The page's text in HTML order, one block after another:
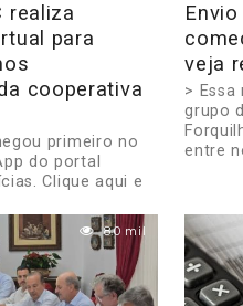
realiza
para
cooperativa
primeiro no
do portal
Clique aqui e
veja
>
grupo
entre
8.0 mil